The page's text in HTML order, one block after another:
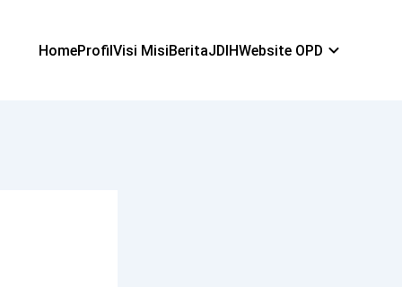
HomeProfilVisi MisiBeritaJDIHWebsite OPD